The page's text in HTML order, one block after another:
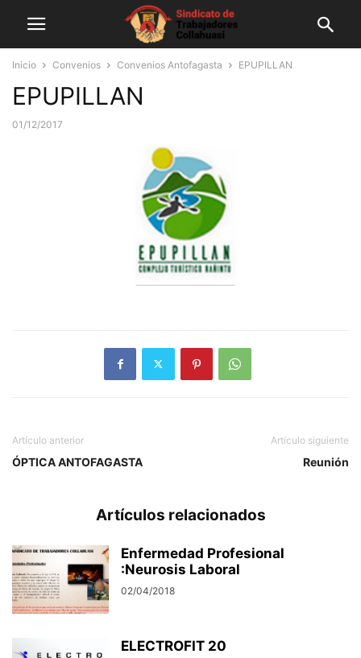
Inicio Convenios Convenios Antofagasta EPUPILLAN
EPUPILLAN
01/12/2017
Artículo anterior
ÓPTICA ANTOFAGASTA
Artículo siguiente
Reunión
Artículos relacionados
Enfermedad Profesional
:Neurosis Laboral
02/04/2018
ELECTROFIT 20